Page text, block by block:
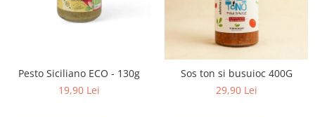
Pesto Siciliano ECO - 130g
19,90 Lei
Sos ton si busuioc 400G
29,90 Lei